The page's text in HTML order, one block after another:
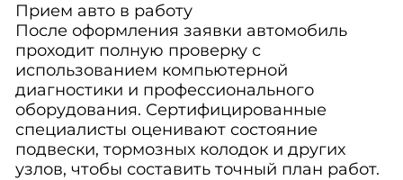
Прием авто в работу
После оформления заявки автомобиль
проходит полную проверку с
использованием компьютерной
диагностики и профессионального
оборудования. Сертифицированные
специалисты оценивают состояние
подвески, тормозных колодок и других
узлов, чтобы составить точный план работ.